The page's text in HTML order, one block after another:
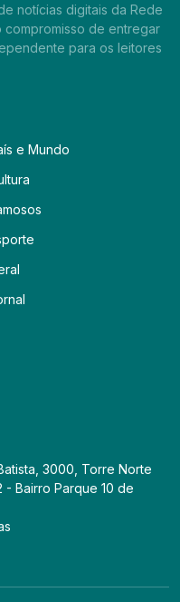
notícias digitais da Rede
compromisso de entregar
para os leitores
e Mundo
3000, Torre Norte
- Bairro Parque 10 de